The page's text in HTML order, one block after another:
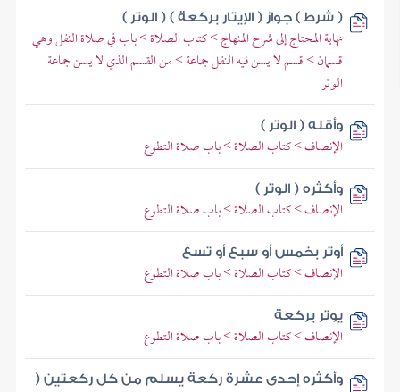
( شرط ) جواز ( الإيتار بركعة ) ( الوتر )
نهاية المحتاج إلى شرح المنهاج > كتاب الصلاة > باب في صلاة النفل وهي
قسمان > قسم لا يسن فيه النفل جماعة > من القسم الذي لا يسن جماعة
الوتر
وأقله ( الوتر )
الإنصاف > كتاب الصلاة > باب صلاة التطوع
وأكثره ( الوتر )
الإنصاف > كتاب الصلاة > باب صلاة التطوع
أوتر بخمس أو سبع أو تسع
الإنصاف > كتاب الصلاة > باب صلاة التطوع
يوتر بركعة
الإنصاف > كتاب الصلاة > باب صلاة التطوع
وأكثره إحدى عشرة ركعة يسلم من كل ركعتين (